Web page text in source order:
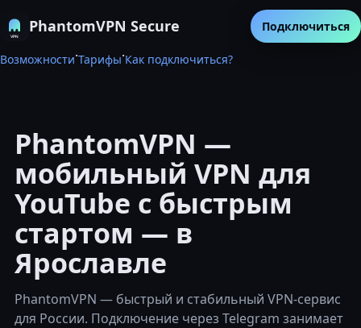
PhantomVPN Secure
Возможности·Тарифы·Как подключиться?
Подключиться
PhantomVPN —
мобильный VPN для
YouTube с быстрым
стартом — в
Ярославле
PhantomVPN — быстрый и стабильный VPN-сервис
для России. Подключение через Telegram занимает